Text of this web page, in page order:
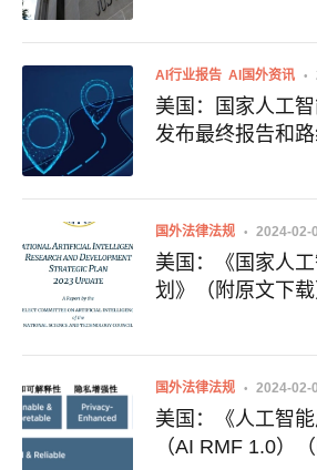
AI行业报告 AI国外资讯
美国：国家人工
发布最终报告和路
国外法律法规 2024-02-
美国：《国家人
划》（附原文下载
国外法律法规 2024-02-
美国：《人工智能
（AI RMF 1.0）